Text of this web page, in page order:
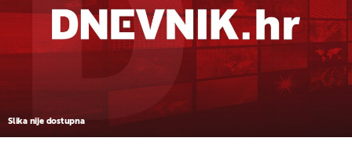
Slika nije dostupna